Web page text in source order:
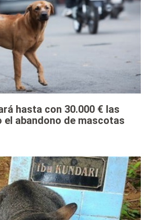
hasta con 30.000 € las
el abandono de mascotas